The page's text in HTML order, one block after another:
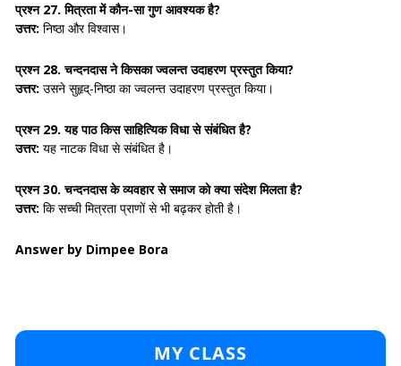
प्रश्न 27. मित्रता में कौन-सा गुण आवश्यक है?
उत्तर: निष्ठा और विश्वास।
प्रश्न 28. चन्दनदास ने किसका ज्वलन्त उदाहरण प्रस्तुत किया?
उत्तर: उसने सुहृद्-निष्ठाका ज्वलन्त उदाहरण प्रस्तुत किया।
प्रश्न 29. यह पाठ किस साहित्यिक विधा से संबंधित है?
उत्तर: यह नाटकविधा से संबंधित है।
प्रश्न 30. चन्दनदास के व्यवहार से समाज को क्या संदेश मिलता है?
उत्तर: किसच्ची मित्रता प्राणों से भी बढ़कर होती है।
Answer by Dimpee Bora
MY CLASS